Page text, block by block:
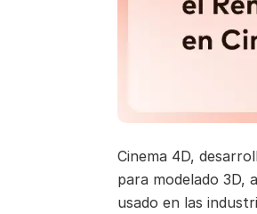
Cinema 4D,
para modelado 3D,
usado en las